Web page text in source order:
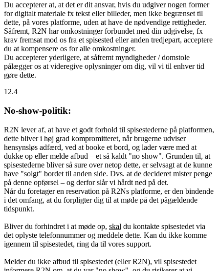
Du accepterer at, at det er dit ansvar, hvis du udgiver nogen former
for digitalt materiale fx tekst eller billeder, men ikke begrænset til
dette, på vores platforme, uden at have de nødvendige rettigheder.
Såfremt, R2N har omkostninger forbundet med din udgivelse, fx
krav fremsat mod os fra et spisested eller anden tredjepart, acceptere
du at kompensere os for alle omkostninger.
Du accepterer yderligere, at såfremt myndigheder / domstole
pålægger os at videregive oplysninger om dig, vil vi til enhver tid
gøre dette.
12.4
No-show-politik:
R2N lever af, at have et godt forhold til spisestederne på platformen,
dette bliver i høj grad kompromitteret, når brugerne udviser
hensynsløs adfærd, ved at booke et bord, og lader være med at
dukke op eller melde afbud – et så kaldt "no show". Grunden til, at
spisestederne bliver så sure over netop dette, er selvsagt at de kunne
have "solgt" bordet til anden side. Dvs. at de decideret mister penge
på denne opførsel – og derfor slår vi hårdt ned på det.
Når du foretager en reservation på R2Ns platforme, er den bindende
i det omfang, at du forpligter dig til at møde på det pågældende
tidspunkt.
Bliver du forhindret i at møde op, skal du kontakte spisestedet via
det oplyste telefonnummer og meddele dette. Kan du ikke komme
igennem til spisestedet, ring da til vores support.
Melder du ikke afbud til spisestedet (eller R2N), vil spisestedet